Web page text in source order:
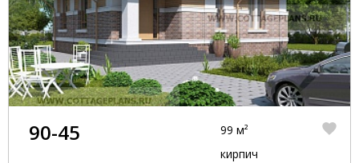
90-45
99 м²
кирпич